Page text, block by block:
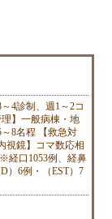
4診制、週1～2コ
】一般病棟・地
8名程 【救急対
視鏡】コマ数応相
経口1053例、経鼻
）6例・（EST）7